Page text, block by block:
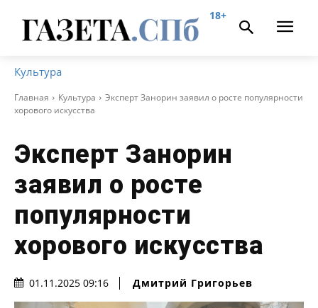
18+
Культура
Главная Культура
Эксперт Занорин заявил о росте популярности
хорового искусства
Эксперт Занорин
заявил о росте
популярности
хорового искусства
01.11.2025 09:16 Дмитрий Григорьев